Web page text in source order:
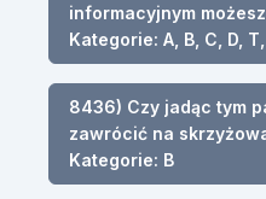
informacyjnym
Kategorie: A, B, C, D, T,
8436) Czy jadąc tym
zawrócić na
Kategorie: B